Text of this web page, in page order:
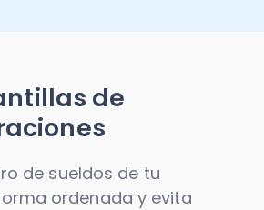
de
de sueldos de tu
ordenada y evita